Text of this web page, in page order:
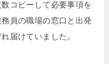
コピーして必要事項を
員の職場の窓口と出発
届けていました。